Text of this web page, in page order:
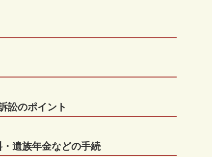
訟のポイント
遺族年金などの手続